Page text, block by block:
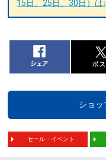
15日、25日、30日）は
ショッ
セール・イベント